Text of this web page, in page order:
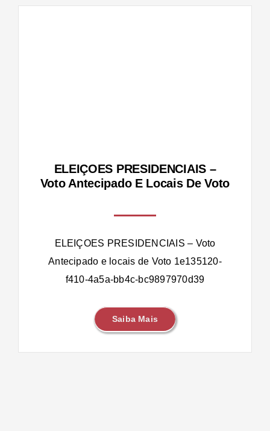
ELEIÇOES PRESIDENCIAIS –
Voto Antecipado E Locais De Voto
ELEIÇOES PRESIDENCIAIS – Voto
Antecipado e locais de Voto 1e135120-
f410-4a5a-bb4c-bc9897970d39
Saiba Mais